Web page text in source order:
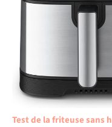
Test de la friteuse sans